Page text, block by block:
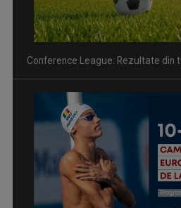
Spectacol total la TVR: David